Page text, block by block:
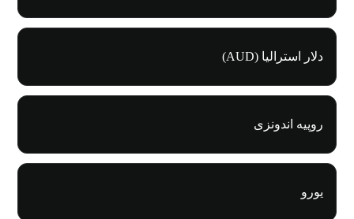
دلار استرالیا (AUD)
روپیه اندونزی
یورو